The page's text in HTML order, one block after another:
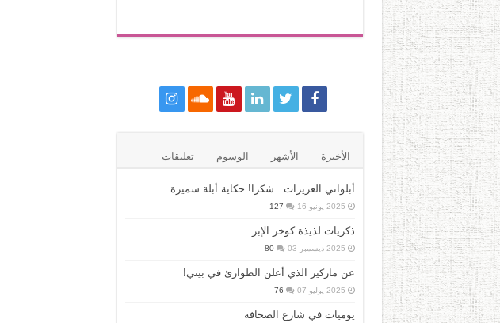
الأخيرة الأشهر الوسوم تعليقات
أبلواتي العزيزات.. شكرا! حكاية أبلة سميرة
2025 يونيو 16 127
ذكريات لذيذة كوخز الإبر
2025 ديسمبر 03 80
عن ماركيز الذي أعلن الطوارئ في بيتي!
2025 يوليو 07 76
يوميات في شارع الصحافة